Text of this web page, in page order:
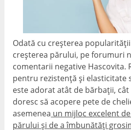
Odată cu creșterea
creșterea părului, pe forumuri
comentarii negative Hascovita.
pentru rezistență și elasticitate
este adorat atât de bărbații,
doresc să acopere pete de
asemenea un mijloc excelent
părului și de a îmbunătăți